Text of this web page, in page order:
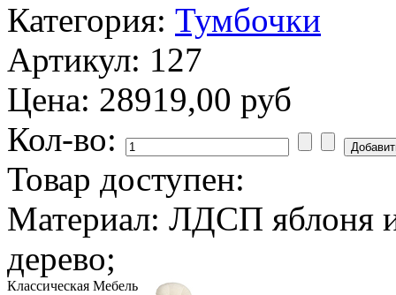
Категория: Тумбочки
Артикул: 127
Цена: 28919,00 руб
Кол-во:
Товар доступен:
Материал: ЛДСП яблоня
дерево;
Классическая Мебель